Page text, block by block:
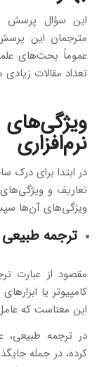
این سؤال پرسش
مترجمان این
عموماً بحث‌های
تعداد مقالات
نرم‌افزاری
در ابتدا برای درک
تعاریف و
ویژگی‌های آن‌ها
ترجمه طبیعی
مقصود از عبارت
کامپیوتر یا
این معناست که
در ترجمه طبیعی،
کرده، در جمله